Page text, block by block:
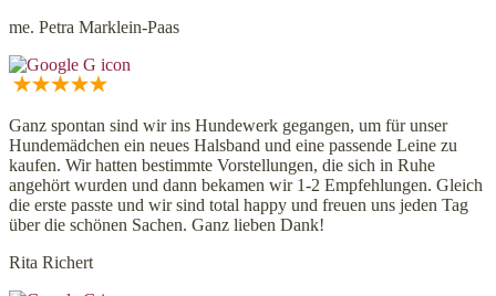
me. Petra Marklein-Paas
Ganz spontan sind wir ins Hundewerk gegangen, um für unser
Hundemädchen ein neues Halsband und eine passende Leine zu
kaufen. Wir hatten bestimmte Vorstellungen, die sich in Ruhe
angehört wurden und dann bekamen wir 1-2 Empfehlungen. Gleich
die erste passte und wir sind total happy und freuen uns jeden Tag
über die schönen Sachen. Ganz lieben Dank!
Rita Richert